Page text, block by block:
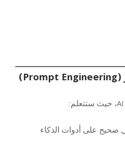
على أدوات الذكاء